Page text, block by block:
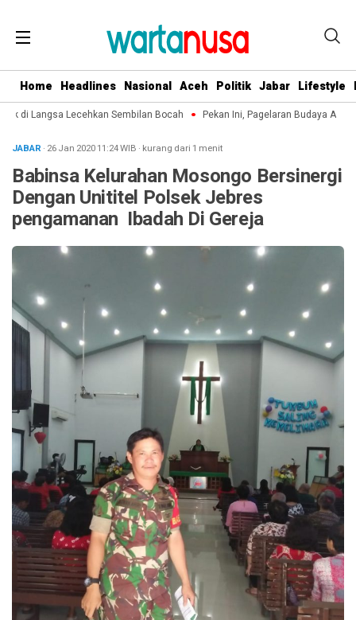
Home Headlines Nasional Aceh Politik Jabar Lifestyle
di Langsa Lecehkan Sembilan Bocah Pekan Ini, Pagelaran Budaya Aceh
JABAR · 26 Jan 202011:24WIB · kurang dari 1 menit
Babinsa Kelurahan Mosongo Bersinergi
Dengan Unititel Polsek Jebres
pengamanan Ibadah Di Gereja